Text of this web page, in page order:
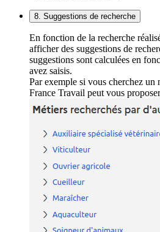
8. Suggestions de recherche
En fonction de la recherche
afficher des suggestions de
suggestions sont calculées en
avez saisis.
Par exemple si vous cherchez
France Travail peut vous